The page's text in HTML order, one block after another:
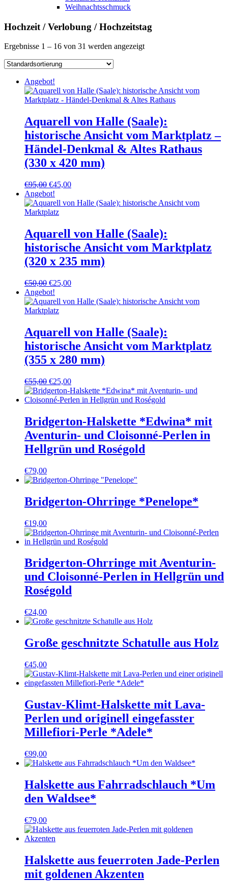
Weihnachtsschmuck
Hochzeit / Verlobung / Hochzeitstag
Ergebnisse 1 – 16 von 31 werden angezeigt
Angebot!
Aquarell von Halle (Saale):
historische Ansicht vom Marktplatz –
Händel-Denkmal & Altes Rathaus
(330 x 420 mm)
€95,00 Ursprünglicher
Preis
war:
€95,00
€45,00Aktueller
ist:
Angebot!
Aquarell von Halle (Saale):
historische Ansicht vom Marktplatz
(320 x 235 mm)
€50,00 Ursprünglicher
Preis
war:
€50,00
€25,00Aktueller
ist:
Angebot!
Aquarell von Halle (Saale):
historische Ansicht vom Marktplatz
(355 x 280 mm)
€55,00 Ursprünglicher
Preis
war:
€25,00Aktueller
Preis
ist:
Bridgerton-Halskette *Edwina* mit
Aventurin- und Cloisonné-Perlen in
Hellgrün und Roségold
€79,00
Bridgerton-Ohrringe *Penelope*
€19,00
Bridgerton-Ohrringe mit Aventurin-
und Cloisonné-Perlen in Hellgrün und
Roségold
€24,00
Große geschnitzte Schatulle aus Holz
€45,00
Gustav-Klimt-Halskette mit Lava-
Perlen und originell eingefasster
Millefiori-Perle *Adele*
€99,00
Halskette aus Fahrradschlauch *Um
den Waldsee*
€79,00
Halskette aus feuerroten Jade-Perlen
mit goldenen Akzenten